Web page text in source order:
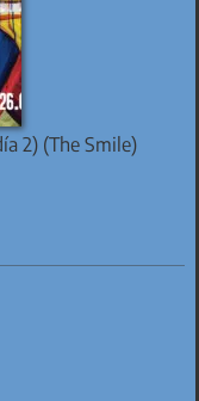
2) (The Smile)